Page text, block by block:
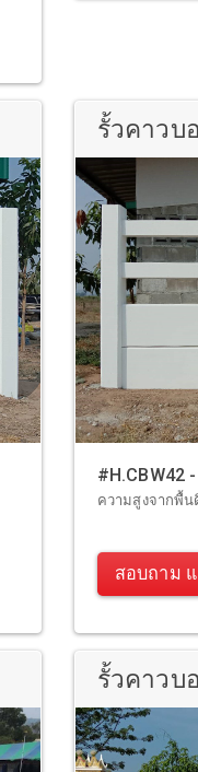
รั้วคาวบ
#H.CBW42
ความสูงจากพื้น
สอบถาม
รั้วคาวบ